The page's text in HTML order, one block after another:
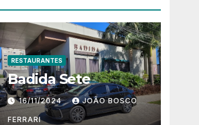
RESTAURANTES
Badida Sete
16/11/2024 JOÃO BOSCO
FERRARI